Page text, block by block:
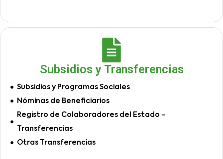
Subsidios y Transferencias
Subsidios y Programas Sociales
Nóminas de Beneficiarios
Registro de Colaboradores del Estado -
Transferencias
Otras Transferencias